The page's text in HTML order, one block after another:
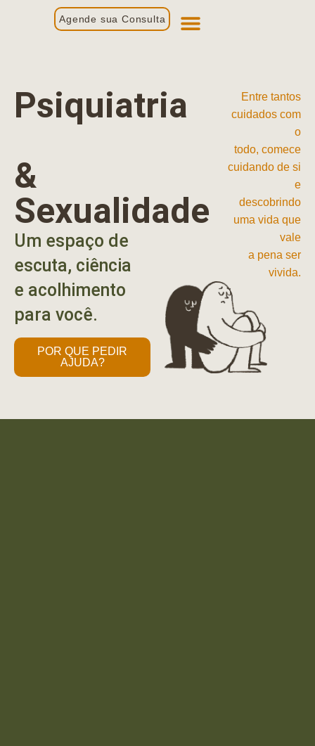
Agende sua Consulta
Psiquiatria
&
Sexualidade
Um espaço de
escuta, ciência
e acolhimento
para você.
POR QUE PEDIR
AJUDA?
Entre tantos
cuidados com
o
todo, comece
cuidando de si
e
descobrindo
uma vida que
vale
a pena ser
vivida.